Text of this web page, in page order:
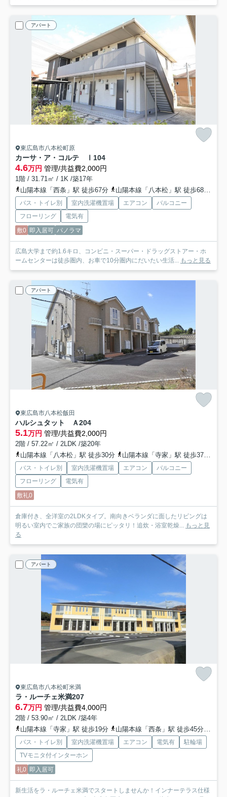
アパート
東広島市八本松町原
カーサ・ア・コルテ Ⅰ 104
4.6万円 管理/共益費2,000円
1階 / 31.71㎡ / 1K /築17年
山陽本線「西条」駅 徒歩67分
山陽本線「八本松」駅 徒歩68分
バス・トイレ別 室内洗濯機置場 エアコン
バルコニー
フローリング
電気有
敷0 即入居可 パノラマ
広島大学まで約1.6キロ、コンビニ・スーパー・ドラッグストアー・ホ
ームセンターは徒歩圏内、お車で10分圏内にだいたい生活... もっと見る
アパート
東広島市八本松飯田
ハルシュタット Ａ204
5.1万円 管理/共益費2,000円
2階 / 57.22㎡ / 2LDK /築20年
山陽本線「八本松」駅 徒歩30分
山陽本線「寺家」駅 徒歩37分
バス・トイレ別 室内洗濯機置場 エアコン
バルコニー
フローリング
電気有
敷礼0
倉庫付き、全洋室の2LDKタイプ。南向きベランダに面したリビングは
明るい室内でご家族の団欒の場にピッタリ！追炊・浴室乾燥... もっと見
る
アパート
東広島市八本松町米満
ラ・ルーチェ米満207
6.7万円 管理/共益費4,000円
2階 / 53.90㎡ / 2LDK /築4年
山陽本線「寺家」駅 徒歩19分
山陽本線「西条」駅 徒歩45分
バス・トイレ別 室内洗濯機置場 エアコン 電気有
駐輪場
TVモニタ付インターホン
礼0 即入居可
新生活をラ・ルーチェ米満でスタートしませんか！インナーテラス仕様